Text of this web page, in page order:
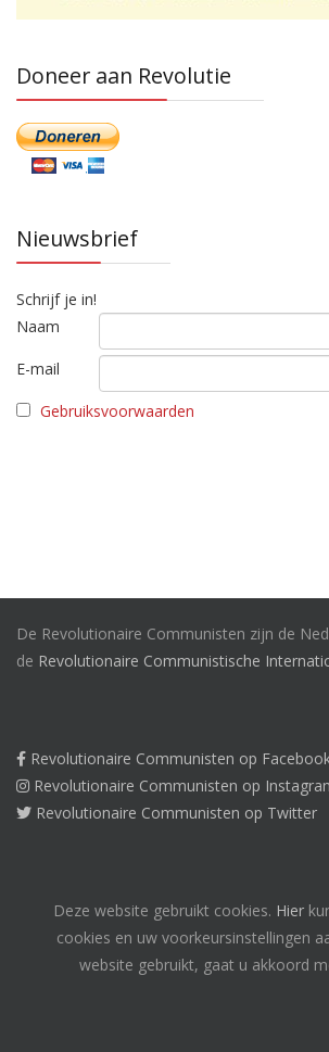
Doneer aan Revolutie
Nieuwsbrief
Schrijf je in!
Naam
E-mail
Gebruiksvoorwaarden
De Revolutionaire Communisten zijn de
de Revolutionaire Communistische
Revolutionaire Communisten op
Revolutionaire Communisten op
Revolutionaire Communisten op Twitter
Deze website gebruikt cookies. Hier
cookies en uw voorkeursinstellingen
website gebruikt, gaat u akkoord